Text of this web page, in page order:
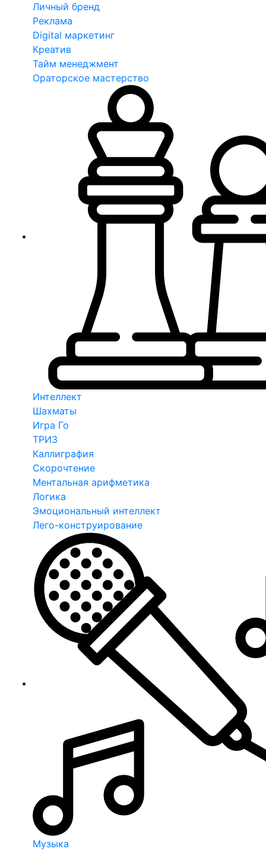
Личный бренд
Реклама
Digital маркетинг
Креатив
Тайм менеджмент
Ораторское мастерство
Интеллект
Шахматы
Игра Го
ТРИЗ
Каллиграфия
Скорочтение
Ментальная арифметика
Логика
Эмоциональный интеллект
Лего-конструирование
Музыка